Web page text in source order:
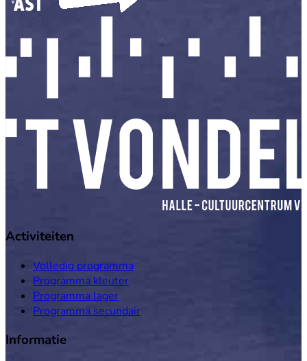
Activiteiten
Volledig programma
Programma kleuter
Programma lager
Programma secundair
Informatie